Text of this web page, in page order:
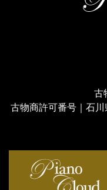
古
古物商許可番号｜石